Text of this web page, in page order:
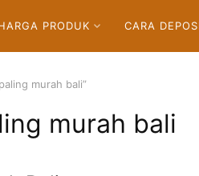
PRODUK CARA
murah bali”
murah bali